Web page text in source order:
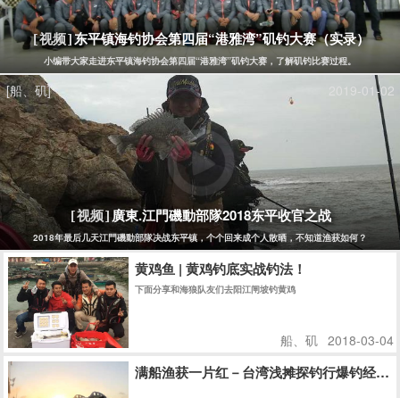
[视频] 东平镇海钓协会第四届“港雅湾”矶钓大赛（实录）
小编带大家走进东平镇海钓协会第四届“港雅湾”矶钓大赛，了解矶钓比赛过程。
[船、矶] 2019-01-02
[视频]廣東.江門磯動部隊2018东平收官之战
2018年最后几天江門磯動部隊决战东平镇，个个回来成个人散晒，不知道渔获如何？
黄鸡鱼 | 黄鸡钓底实战钓法！
下面分享和海狼队友们去阳江闸坡钓黄鸡
船、矶 2018-03-04
满船渔获一片红－台湾浅摊探钓行爆钓经验